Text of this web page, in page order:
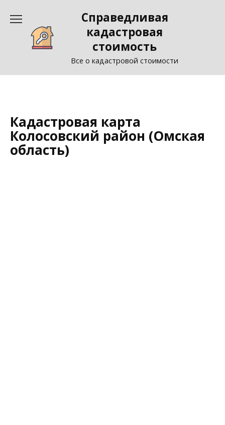
содержанию
Справедливая
кадастровая
стоимость
Все о кадастровой стоимости
Кадастровая карта
Колосовский район (Омская
область)